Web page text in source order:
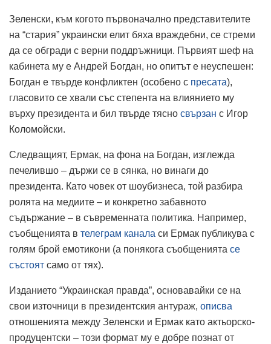
Зеленски, към когото първоначално представителите
на “стария” украински елит бяха враждебни, се стреми
да се обгради с верни поддръжници. Първият шеф на
кабинета му е Андрей Богдан, но опитът е неуспешен:
Богдан е твърде конфликтен (особено с пресата),
гласовито се хвали със степента на влиянието му
върху президента и бил твърде тясно свързан с Игор
Коломойски.
Следващият, Ермак, на фона на Богдан, изглежда
печелившо – държи се в сянка, но винаги до
президента. Като човек от шоубизнеса, той разбира
ролята на медиите – и конкретно забавното
съдържание – в съвременната политика. Например,
съобщенията в телеграм канала си Ермак публикува с
голям брой емотикони (а понякога съобщенията се
състоят само от тях).
Изданието “Украинская правда”, основавайки се на
свои източници в президентския антураж, описва
отношенията между Зеленски и Ермак като актьорско-
продуцентски – този формат му е добре познат от